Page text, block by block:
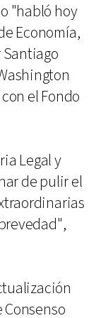
"habló hoy
Economía,
el Fondo
Legal y
de pulir el
Consenso